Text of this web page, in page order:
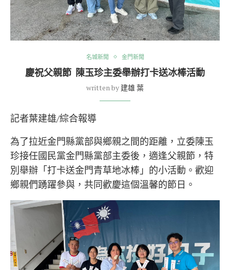
名城新聞 金門新聞
慶祝父親節 陳玉珍主委舉辦打卡送冰棒活動
written by 建雄 葉
記者葉建雄/綜合報導
為了拉近金門縣黨部與鄉親之間的距離，立委陳玉
珍接任國民黨金門縣黨部主委後，適逢父親節，特
別舉辦「打卡送金門青草地冰棒」的小活動。歡迎
鄉親們踴躍參與，共同歡慶這個溫馨的節日。